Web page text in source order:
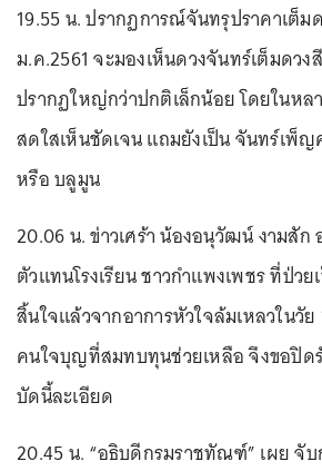
19.55 น. ปรากฏการณ์จันทรุปราคาเต็ม
ม.ค.2561 จะมองเห็นดวงจันทร์เต็มดว
ปรากฏใหญ่กว่าปกติเล็กน้อย โดยในหล
สดใสเห็นชัดเจน แถมยังเป็น จันทร์เพ็ญ
หรือ บลูมูน
20.06 น. ข่าวเศร้า น้องอนุวัฒน์ งามสั
ตัวแทนโรงเรียน ชาวกำแพงเพชร ที่ป่วย
สิ้นใจแล้วจากอาการหัวใจล้มเหลวใน
คนใจบุญที่สมทบทุนช่วยเหลือ จึงขอปิด
บัดนี้ละเอียด
20.45 น. “อธิบดีกรมราชทัณฑ์” เผย จั